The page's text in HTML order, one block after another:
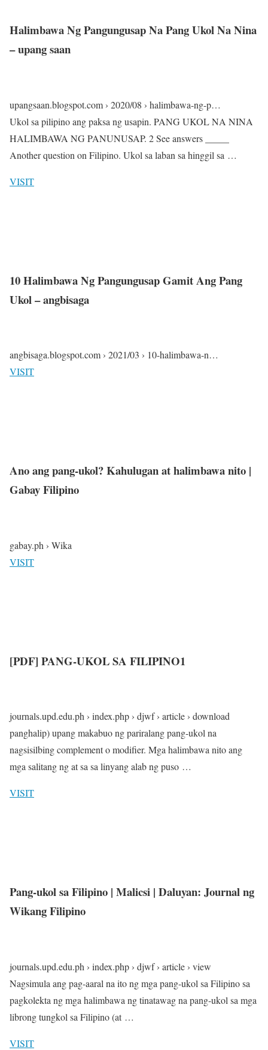
Halimbawa Ng Pangungusap Na Pang Ukol Na Nina
– upang saan
upangsaan.blogspot.com › 2020/08 › halimbawa-ng-p…
Ukol sa pilipino ang paksa ng usapin. PANG UKOL NA NINA
HALIMBAWA NG PANUNUSAP. 2 See answers _____
Another question on Filipino. Ukol sa laban sa hinggil sa …
VISIT
10 Halimbawa Ng Pangungusap Gamit Ang Pang
Ukol – angbisaga
angbisaga.blogspot.com › 2021/03 › 10-halimbawa-n…
VISIT
Ano ang pang-ukol? Kahulugan at halimbawa nito |
Gabay Filipino
gabay.ph › Wika
VISIT
[PDF] PANG-UKOL SA FILIPINO1
journals.upd.edu.ph › index.php › djwf › article › download
panghalip) upang makabuo ng pariralang pang-ukol na
nagsisilbing complement o modifier. Mga halimbawa nito ang
mga salitang ng at sa sa linyang alab ng puso …
VISIT
Pang-ukol sa Filipino | Malicsi | Daluyan: Journal ng
Wikang Filipino
journals.upd.edu.ph › index.php › djwf › article › view
Nagsimula ang pag-aaral na ito ng mga pang-ukol sa Filipino sa
pagkolekta ng mga halimbawa ng tinatawag na pang-ukol sa mga
librong tungkol sa Filipino (at …
VISIT